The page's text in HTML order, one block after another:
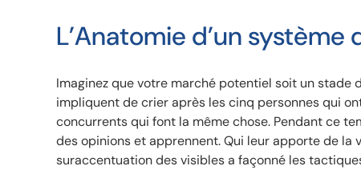
L’Anatomie d’un système
Imaginez que votre marché potentiel soit un
impliquent de crier après les cinq personnes qui
concurrents qui font la même chose. Pendant ce
des opinions et apprennent. Qui leur apporte de la
suraccentuation des visibles a façonné les